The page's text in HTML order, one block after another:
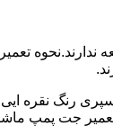
ندارند.نحوه
رنگ نقره
جت پمپ